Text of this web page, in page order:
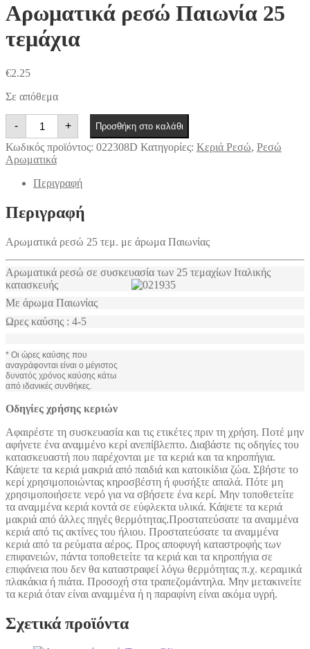
Αρωματικά ρεσώ Παιωνία 25
τεμάχια
€2.25
Σε απόθεμα
-
Αρωματικά
ρεσώ
Παιωνία
25
τεμάχια
+ Προσθήκη στο καλάθι
Κωδικός προϊόντος: 022308D Κατηγορίες: Kεριά Ρεσώ, Ρεσώ
Αρωματικά
Περιγραφή
Περιγραφή
Αρωματικά ρεσώ 25 τεμ. με άρωμα Παιωνίας
Αρωματικά ρεσώ σε συσκευασία των 25 τεμαχίων Ιταλικής
κατασκευής
Με άρωμα Παιωνίας
Ωρες καύσης : 4-5
* Οι ώρες καύσης που
αναγράφονται είναι ο μέγιστος
δυνατός χρόνος καύσης κάτω
από ιδανικές συνθήκες.
Οδηγίες χρήσης κεριών
Αφαιρέστε τη συσκευασία και τις ετικέτες πριν τη χρήση. Ποτέ μην
αφήνετε ένα αναμμένο κερί ανεπίβλεπτο. Διαβάστε τις οδηγίες του
κατασκευαστή που παρέχονται με τα κεριά και τα κηροπήγια.
Κάψετε τα κεριά μακριά από παιδιά και κατοικίδια ζώα. Σβήστε το
κερί χρησιμοποιώντας κηροσβέστη ή φυσήξτε απαλά. Πότε μη
χρησιμοποιήσετε νερό για να σβήσετε ένα κερί. Μην τοποθετείτε
τα αναμμένα κεριά κοντά σε εύφλεκτα υλικά. Κάψετε τα κεριά
μακριά από άλλες πηγές θερμότητας.Προστατεύσατε τα αναμμένα
κεριά από τις ακτίνες του ήλιου. Προστατεύσατε τα αναμμένα
κεριά από τα ρεύματα αέρος. Προς αποφυγή καταστροφής των
επιφανειών, πάντα τοποθετείτε τα κεριά και τα κηροπήγια σε
επιφάνεια που δεν θα καταστραφεί λόγω θερμότητας π.χ. κεραμικά
πλακάκια ή πιάτα. Προσοχή στα τραπεζομάντηλα. Μην μετακινείτε
τα κεριά όταν είναι αναμμένα ή η παραφίνη είναι ακόμα υγρή.
Σχετικά προϊόντα